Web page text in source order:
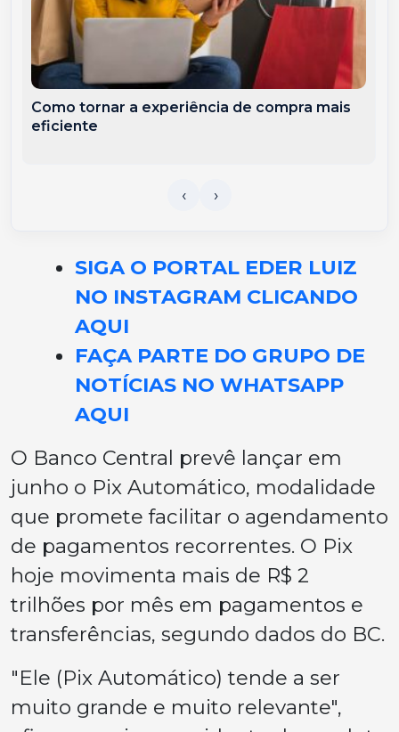
Como tornar a experiência de compra mais
eficiente
SIGA O PORTAL EDER LUIZ
NO INSTAGRAM CLICANDO
AQUI
FAÇA PARTE DO GRUPO DE
NOTÍCIAS NO WHATSAPP
AQUI
O Banco Central prevê lançar em
junho o Pix Automático, modalidade
que promete facilitar o agendamento
de pagamentos recorrentes. O Pix
hoje movimenta mais de R$ 2
trilhões por mês em pagamentos e
transferências, segundo dados do BC.
"Ele (Pix Automático) tende a ser
muito grande e muito relevante",